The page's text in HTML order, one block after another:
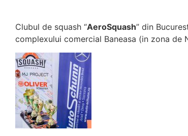
Clubul de squash “AeroSquash” din
complexului comercial Baneasa (in zona de